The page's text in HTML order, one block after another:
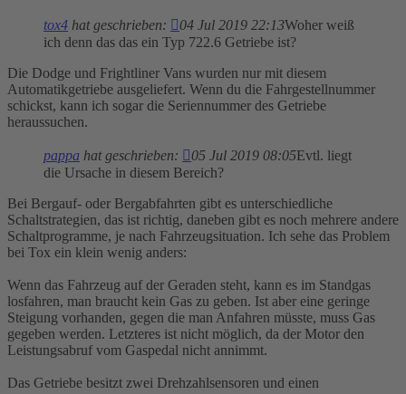
tox4 hat geschrieben: 04 Jul 2019 22:13Woher weiß
ich denn das das ein Typ 722.6 Getriebe ist?
Die Dodge und Frightliner Vans wurden nur mit diesem
Automatikgetriebe ausgeliefert. Wenn du die Fahrgestellnummer
schickst, kann ich sogar die Seriennummer des Getriebe
heraussuchen.
pappa hat geschrieben: 05 Jul 2019 08:05Evtl. liegt
die Ursache in diesem Bereich?
Bei Bergauf- oder Bergabfahrten gibt es unterschiedliche
Schaltstrategien, das ist richtig, daneben gibt es noch mehrere andere
Schaltprogramme, je nach Fahrzeugsituation. Ich sehe das Problem
bei Tox ein klein wenig anders:
Wenn das Fahrzeug auf der Geraden steht, kann es im Standgas
losfahren, man braucht kein Gas zu geben. Ist aber eine geringe
Steigung vorhanden, gegen die man Anfahren müsste, muss Gas
gegeben werden. Letzteres ist nicht möglich, da der Motor den
Leistungsabruf vom Gaspedal nicht annimmt.
Das Getriebe besitzt zwei Drehzahlsensoren und einen